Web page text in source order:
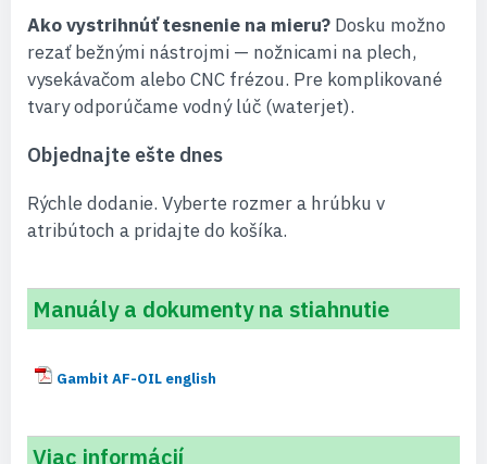
Ako vystrihnúť tesnenie na mieru? Dosku možno
rezať bežnými nástrojmi — nožnicami na plech,
vysekávačom alebo CNC frézou. Pre komplikované
tvary odporúčame vodný lúč (waterjet).
Objednajte ešte dnes
Rýchle dodanie. Vyberte rozmer a hrúbku v
atribútoch a pridajte do košíka.
Manuály a dokumenty na stiahnutie
Gambit AF-OIL english
Viac informácií